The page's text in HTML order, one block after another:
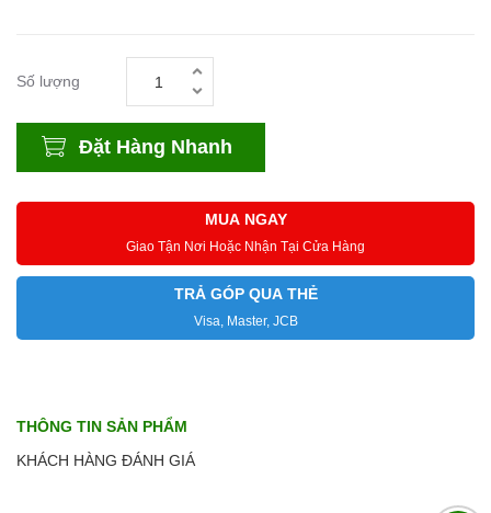
Số lượng
Đặt Hàng Nhanh
MUA NGAY
Giao Tận Nơi Hoặc Nhận Tại Cửa Hàng
TRẢ GÓP QUA THẺ
Visa, Master, JCB
THÔNG TIN SẢN PHẨM
KHÁCH HÀNG ĐÁNH GIÁ